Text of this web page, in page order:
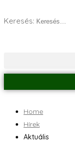
Keresés:
Home
Hírek
Aktuális